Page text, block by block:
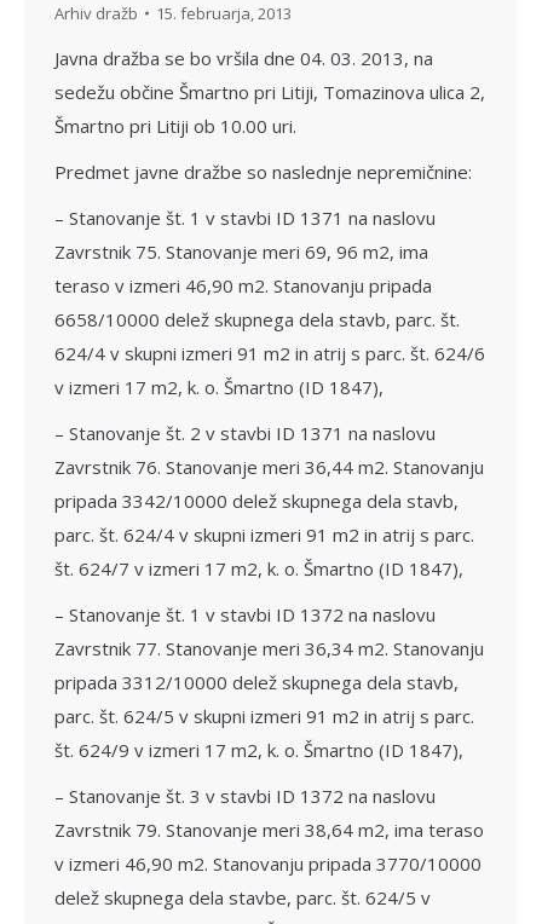
Arhiv dražb 15. februarja, 2013
Javna dražba se bo vršila dne 04. 03. 2013, na
sedežu občine Šmartno pri Litiji, Tomazinova ulica 2,
Šmartno pri Litiji ob 10.00 uri.
Predmet javne dražbe so naslednje nepremičnine:
– Stanovanje št. 1 v stavbi ID 1371 na naslovu
Zavrstnik 75. Stanovanje meri 69, 96 m2, ima
teraso v izmeri 46,90 m2. Stanovanju pripada
6658/10000 delež skupnega dela stavb, parc. št.
624/4 v skupni izmeri 91 m2 in atrij s parc. št. 624/6
v izmeri 17 m2, k. o. Šmartno (ID 1847),
– Stanovanje št. 2 v stavbi ID 1371 na naslovu
Zavrstnik 76. Stanovanje meri 36,44 m2. Stanovanju
pripada 3342/10000 delež skupnega dela stavb,
parc. št. 624/4 v skupni izmeri 91 m2 in atrij s parc.
št. 624/7 v izmeri 17 m2, k. o. Šmartno (ID 1847),
– Stanovanje št. 1 v stavbi ID 1372 na naslovu
Zavrstnik 77. Stanovanje meri 36,34 m2. Stanovanju
pripada 3312/10000 delež skupnega dela stavb,
parc. št. 624/5 v skupni izmeri 91 m2 in atrij s parc.
št. 624/9 v izmeri 17 m2, k. o. Šmartno (ID 1847),
– Stanovanje št. 3 v stavbi ID 1372 na naslovu
Zavrstnik 79. Stanovanje meri 38,64 m2, ima teraso
v izmeri 46,90 m2. Stanovanju pripada 3770/10000
delež skupnega dela stavbe, parc. št. 624/5 v